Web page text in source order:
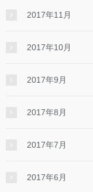
2017年11月
2017年10月
2017年9月
2017年8月
2017年7月
2017年6月